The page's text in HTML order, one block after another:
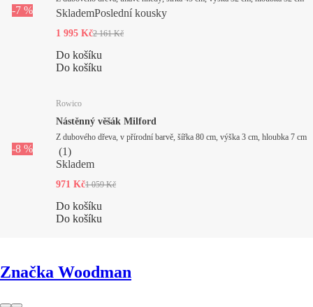
-7 % SklademPoslední kousky
1 995 Kč2 161 Kč
Do košíku
Do košíku
-8 %
Rowico
Nástěnný věšák Milford
Z dubového dřeva, v přírodní barvě, šířka 80 cm, výška 3 cm, hloubka 7 cm
(1)
Skladem
971 Kč1 059 Kč
Do košíku
Do košíku
Značka Woodman